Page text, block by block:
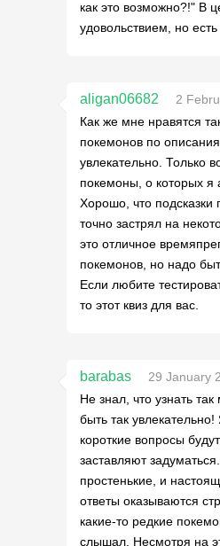
как это возможно?!" В
удовольствием, но
aligan06682
2
Как же мне нравятся
покемонов по
увлекательно. Только
покемоны, о которых я
Хорошо, что
точно застрял на
это отличное
покемонов, но надо
Если любите
то этот квиз для вас.
barabas
29 January
Не знал, что узнать
быть так
короткие вопросы
заставляют
простенькие, и
ответы оказываются
какие-то редкие
слышал. Несмотря на